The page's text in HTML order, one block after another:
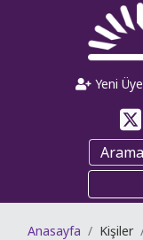
Yeni Üye
Anasayfa Kişiler